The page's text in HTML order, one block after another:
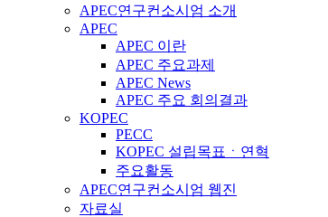
APEC연구컨소시엄 소개
APEC
APEC 이란
APEC 주요과제
APEC News
APEC 주요 회의결과
KOPEC
PECC
KOPEC 설립목표ㆍ연혁
주요활동
APEC연구컨소시엄 웹진
자료실